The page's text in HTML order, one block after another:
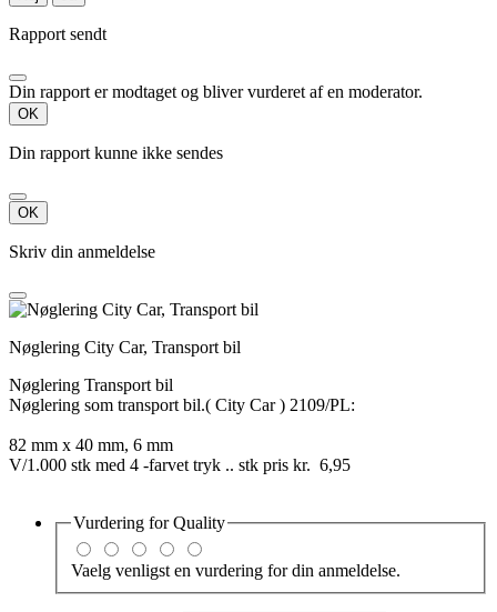
Rapport sendt
Din rapport er modtaget og bliver vurderet af en moderator.
OK
Din rapport kunne ikke sendes
OK
Skriv din anmeldelse
Nøglering City Car, Transport bil
Nøglering Transport bil
Nøglering som transport bil.( City Car ) 2109/PL:
82 mm x 40 mm, 6 mm
V/1.000 stk med 4 -farvet tryk .. stk pris kr. 6,95
Vurdering forQuality
Vaelg venligst en vurdering for din anmeldelse.